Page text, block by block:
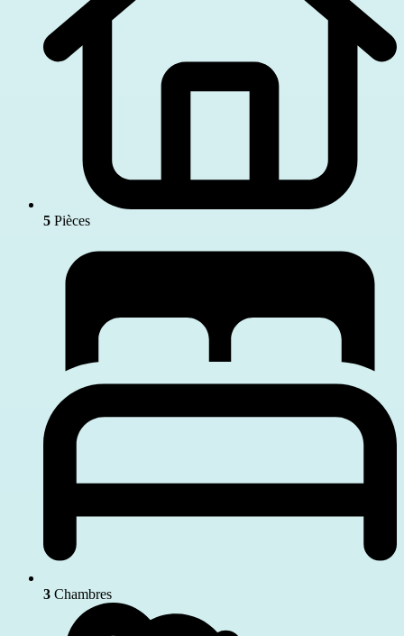
5 Pièces
3 Chambres